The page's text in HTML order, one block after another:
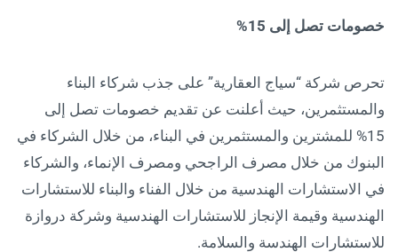
خصومات تصل إلى 15%
تحرص شركة “سياج العقارية” على جذب شركاء البناء
والمستثمرين، حيث أعلنت عن تقديم خصومات تصل إلى
15% للمشترين والمستثمرين في البناء، من خلال الشركاء في
البنوك من خلال مصرف الراجحي ومصرف الإنماء، والشركاء
في الاستشارات الهندسية من خلال الفناء والبناء للاستشارات
الهندسية وقيمة الإنجاز للاستشارات الهندسية وشركة دروازة
للاستشارات الهندسة والسلامة.